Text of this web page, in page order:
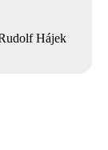
Hájek